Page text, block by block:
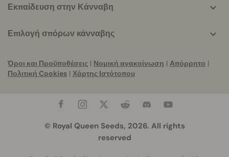
Εκπαίδευση στην Κάνναβη
Επιλογή σπόρων κάνναβης
Όροι και Προϋποθέσεις | Νομική ανακοίνωση | Απόρρητο |
Πολιτική Cookies | Χάρτης Ιστότοπου
© Royal Queen Seeds, 2026. All rights
reserved